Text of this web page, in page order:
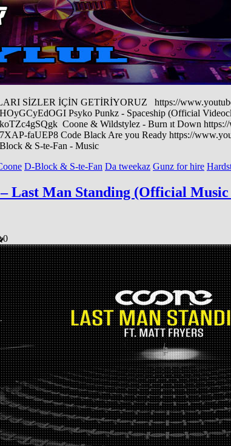
SİZLER İÇİN GETİRİYORUZ https://
Psyko Punkz - Spaceship (Official
Coone & Wildstylez - Burn ıt Down
faUEP8 Code Black Are you Ready https://
& S-te-Fan - Music
D-Block & S-te-Fan Da tweekaz Gunz for hire
Last Man Standing (Official Music
0